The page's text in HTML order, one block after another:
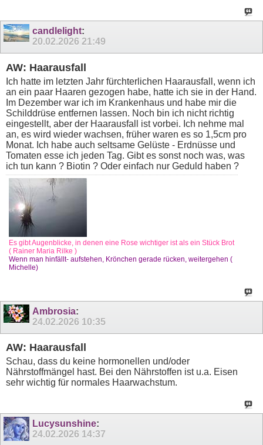
candlelight:
20.02.2026 21:49
AW: Haarausfall
Ich hatte im letzten Jahr fürchterlichen Haarausfall, wenn ich
an ein paar Haaren gezogen habe, hatte ich sie in der Hand.
Im Dezember war ich im Krankenhaus und habe mir die
Schilddrüse entfernen lassen. Noch bin ich nicht richtig
eingestellt, aber der Haarausfall ist vorbei. Ich nehme mal
an, es wird wieder wachsen, früher waren es so 1,5cm pro
Monat. Ich habe auch seltsame Gelüste - Erdnüsse und
Tomaten esse ich jeden Tag. Gibt es sonst noch was, was
ich tun kann ? Biotin ? Oder einfach nur Geduld haben ?
Es gibt Augenblicke, in denen eine Rose wichtiger ist als ein Stück Brot
( Rainer Maria Rilke )
Wenn man hinfällt- aufstehen, Krönchen gerade rücken, weitergehen (
Michelle)
Ambrosia:
24.02.2026 10:35
AW: Haarausfall
Schau, dass du keine hormonellen und/oder
Nährstoffmängel hast. Bei den Nährstoffen ist u.a. Eisen
sehr wichtig für normales Haarwachstum.
Lucysunshine:
24.02.2026 14:37